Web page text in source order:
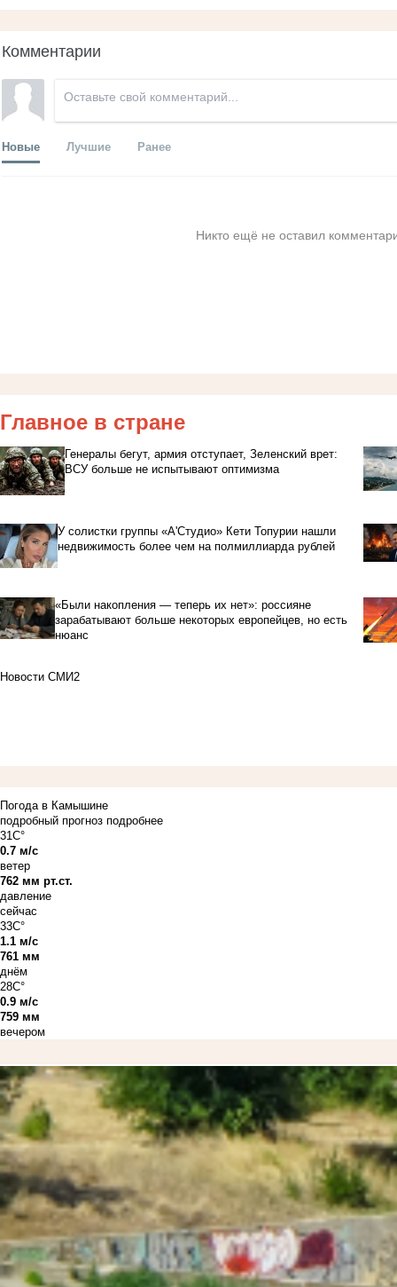
Комментарии
Новые Лучшие Ранее
Никто ещё не оставил
Главное в стране
Генералы бегут, армия отступает, Зеленский врет:
ВСУ больше не испытывают оптимизма
У солистки группы «А'Студио» Кети Топурии нашли
недвижимость более чем на полмиллиарда рублей
«Были накопления — теперь их нет»: россияне
зарабатывают больше некоторых европейцев, но есть
нюанс
Новости СМИ2
Погода в Камышине
подробный прогноз подробнее
31C°
0.7 м/с
ветер
762 мм рт.ст.
давление
сейчас
33C°
1.1 м/с
761 мм
днём
28C°
0.9 м/с
759 мм
вечером